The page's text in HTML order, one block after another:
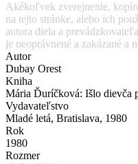
Akékoľvek zverejnenie,
na tejto stránke, alebo ich
autora diela a
je neoprávnené a zakázané a
Autor
Dubay Orest
Kniha
Mária Ďuríčková: Išlo dievča
Vydavateľstvo
Mladé letá, Bratislava, 1980
Rok
1980
Rozmer